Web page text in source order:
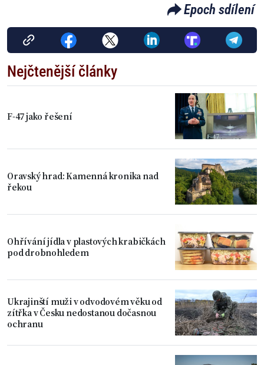
Epoch sdílení
Nejčtenější články
F-47 jako řešení
Oravský hrad: Kamenná kronika nad
řekou
Ohřívání jídla v plastových krabičkách
pod drobnohledem
Ukrajinští muži v odvodovém věku od
zítřka v Česku nedostanou dočasnou
ochranu